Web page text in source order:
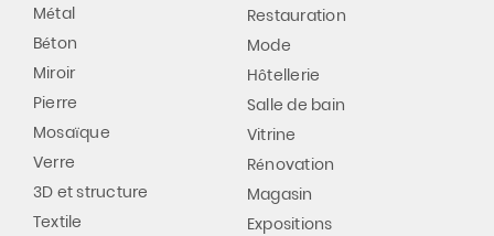
Métal
Béton
Miroir
Pierre
Mosaïque
Verre
3D et structure
Textile
Restauration
Mode
Hôtellerie
Salle de bain
Vitrine
Rénovation
Magasin
Expositions